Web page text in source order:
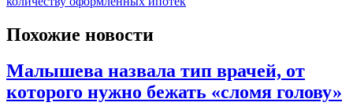
Похожие новости
Малышева назвала тип врачей, от
которого нужно бежать «сломя голову»